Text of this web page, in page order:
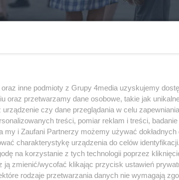
11 / 67
inne podmioty z Grupy 4media uzyskujemy
oraz przetwarzamy dane osobowe, takie jak
czy dane przeglądania w celu zapewniania
treści, pomiar reklam i treści,
my i Zaufani Partnerzy możemy używać dokładnych
charakterystykę urządzenia do celów
na korzystanie z tych technologii poprzez
ją zmienić/wycofać klikając przycisk ustawień
rodzaje przetwarzania danych nie wymagają